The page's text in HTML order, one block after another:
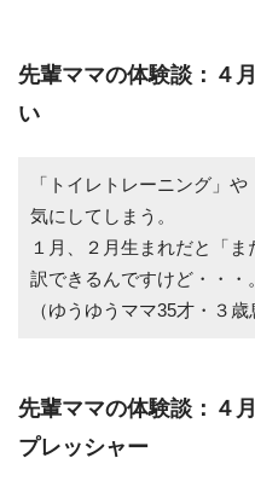
先輩ママの体験談：４
い
「トイレトレーニング」
気にしてしまう。
１月、２月生まれだと「
訳できるんですけど・・・。
（ゆうゆうママ35才・３
先輩ママの体験談：４
プレッシャー